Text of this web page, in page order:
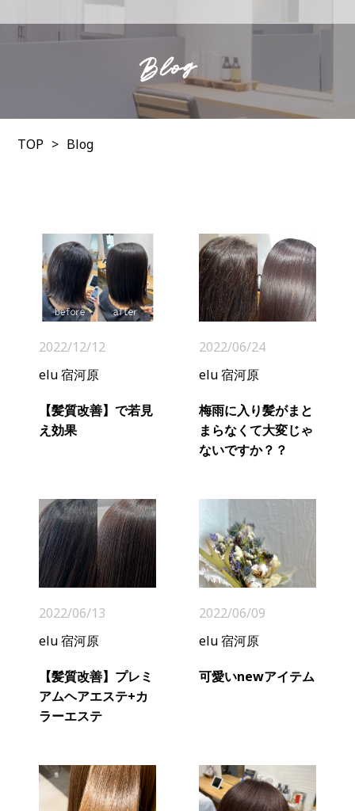
Blog
TOP Blog
2022/12/12
elu 宿河原
【髪質改善】で若見
え効果
2022/06/24
elu 宿河原
梅雨に入り髪がまと
まらなくて大変じゃ
ないですか？？
2022/06/13
elu 宿河原
【髪質改善】プレミ
アムヘアエステ+カ
ラーエステ
2022/06/09
elu 宿河原
可愛いnewアイテム